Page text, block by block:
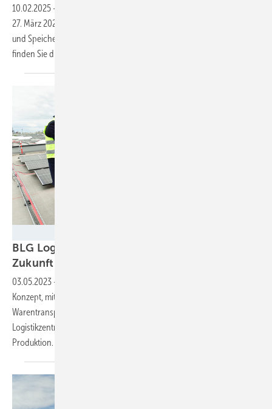
10.02.2025 -
27. März 2025 für Handwerker und Betreiber von Photovoltaikanlagen
und Speichern im Norden Deutschlands. In Halle 5 der Messe Bremen
finden Sie die neuesten Komponenten und
BLG Logistics weiht Logistikzentrum der
Zukunft
03.05.2023 -
Konzept, mit dem der Bremer Logistiker mehr Nachhaltigkeit in den
Warentransport bringen will. Auch für Mercedes-Benz ist das neue
Logistikzentrum ein Schritt hin zu einer CO2-neutraleren
Produktion.